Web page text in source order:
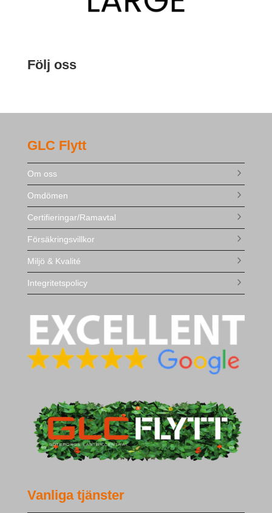
Följ oss
GLC Flytt
Om oss
Omdömen
Certifieringar/Ramavtal
Försäkringsvillkor
Miljö & Kvalité
Integritetspolicy
Vanliga tjänster